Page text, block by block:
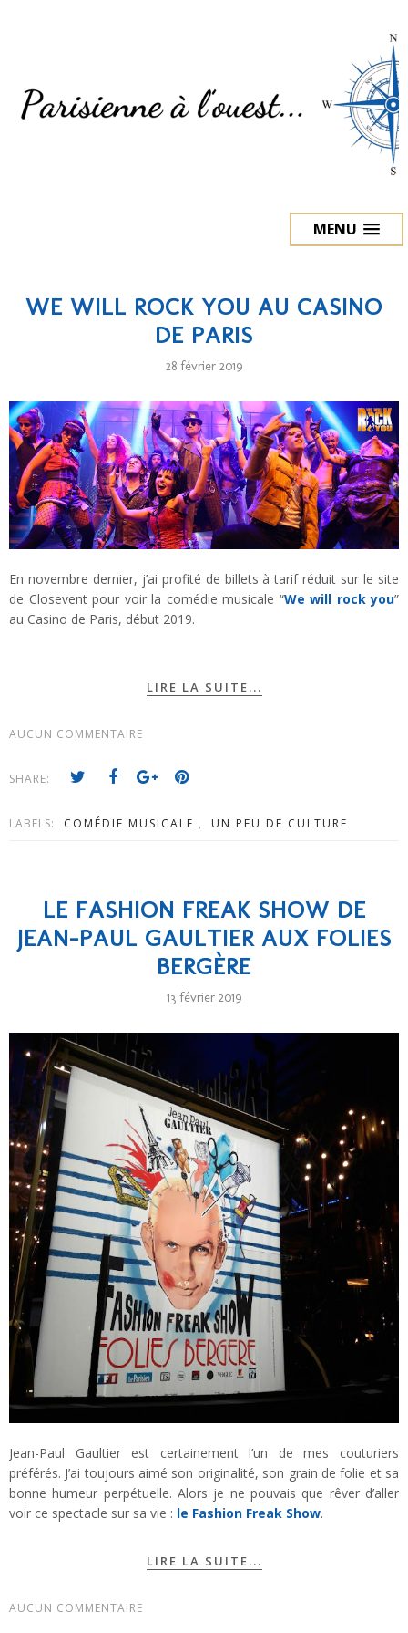
MENU
WE WILL ROCK YOU AU CASINO
DE PARIS
28 février 2019
En novembre dernier, j’ai profité de billets à tarif réduit sur le site
de Closevent pour voir la comédie musicale “We will rock you”
au Casino de Paris, début 2019.
LIRE LA SUITE...
AUCUN COMMENTAIRE
SHARE:
LABELS: COMÉDIE MUSICALE , UN PEU DE CULTURE
LE FASHION FREAK SHOW DE
JEAN-PAUL GAULTIER AUX FOLIES
BERGÈRE
13 février 2019
Jean-Paul Gaultier est certainement l’un de mes couturiers
préférés. J’ai toujours aimé son originalité, son grain de folie et sa
bonne humeur perpétuelle. Alors je ne pouvais que rêver d’aller
voir ce spectacle sur sa vie : le Fashion Freak Show.
LIRE LA SUITE...
AUCUN COMMENTAIRE